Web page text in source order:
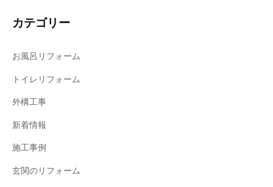
カテゴリー
お風呂リフォーム
トイレリフォーム
外構工事
新着情報
施工事例
玄関のリフォーム